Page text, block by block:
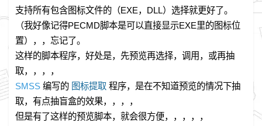
支持所有包含图标文件的（EXE，DLL）选择就更好了。
（我好像记得PECMD脚本是可以直接显示EXE里的图标位
置），，忘记了。
这样的脚本程序，好处是，先预览再选择，调用，或再抽
取，，，，
SMSS编写的 图标提取 程序，是在不知道预览的情况下抽
取，有点抽盲盒的效果，，，，
但是有了这样的预览脚本，就会很方便，，，，，